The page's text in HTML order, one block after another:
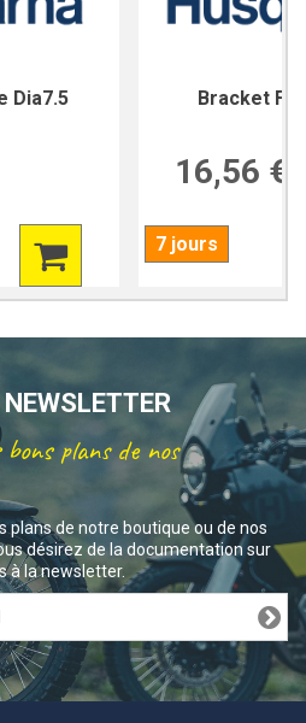
Dia7.5 Bracket
16,56 €
7 jours
plans de nos
plans de notre boutique ou de nos
désirez de la documentation sur
à la newsletter.